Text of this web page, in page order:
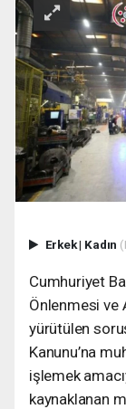
Erkek| Kadın
Cumhuriyet
Önlenmesi ve
yürütülen
Kanunu’na
işlemek
kaynaklanan